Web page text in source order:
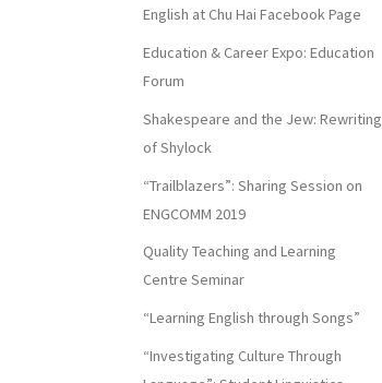
English at Chu Hai Facebook Page
Education & Career Expo: Education
Forum
Shakespeare and the Jew: Rewriting
of Shylock
“Trailblazers”: Sharing Session on
ENGCOMM 2019
Quality Teaching and Learning
Centre Seminar
“Learning English through Songs”
“Investigating Culture Through